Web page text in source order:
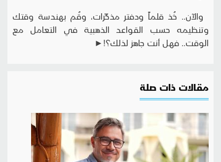
والآن.. خُذ قلماً ودفتر مذكّرات، وقُم بهندسة وقتك
وتنظيمه حسب القواعد الذهبية في التعامل مع
الوقت.. فهل أنت جاهز لذلك؟!►
مقالات ذات صلة